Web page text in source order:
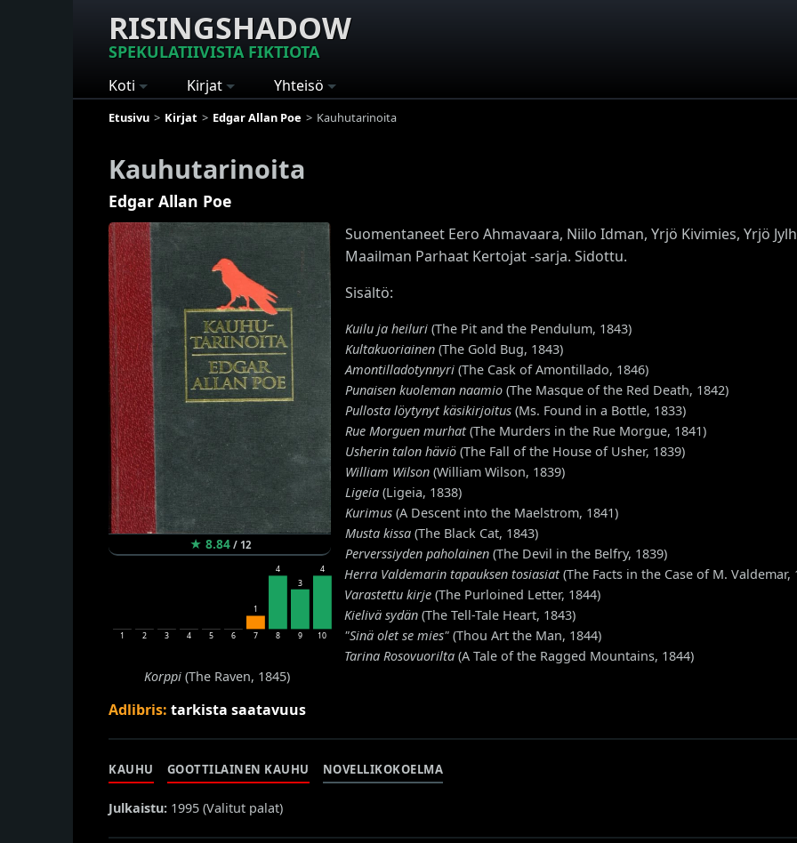
RISINGSHADOW
SPEKULATIIVISTA FIKTIOTA
Koti Kirjat Yhteisö
Etusivu Kirjat Edgar Allan Poe Kauhutarinoita
Kauhutarinoita
Edgar Allan Poe
★ 8.84/ 12
1 2 3 4 5 6
1
7
4
8
3
9
4
10
Suomentaneet Eero Ahmavaara, Niilo Idman, Yrjö Kivimies, Yrjö
Maailman Parhaat Kertojat -sarja. Sidottu.
Sisältö:
Kuilu ja heiluri (The Pit and the Pendulum, 1843)
Kultakuoriainen (The Gold Bug, 1843)
Amontilladotynnyri (The Cask of Amontillado, 1846)
Punaisen kuoleman naamio (The Masque of the Red Death, 1842)
Pullosta löytynyt käsikirjoitus (Ms. Found in a Bottle, 1833)
Rue Morguen murhat(The Murders in the Rue Morgue, 1841)
Usherin talon häviö (The Fall of the House of Usher, 1839)
William Wilson (William Wilson, 1839)
Ligeia (Ligeia, 1838)
Kurimus (A Descent into the Maelstrom, 1841)
Musta kissa (The Black Cat, 1843)
Perverssiyden paholainen (The Devil in the Belfry, 1839)
Herra Valdemarin tapauksen tosiasiat(The Facts in the Case of M. Valdemar,
Varastettu kirje (The Purloined Letter, 1844)
Kielivä sydän (The Tell-Tale Heart, 1843)
"Sinä olet se mies" (Thou Art the Man, 1844)
Tarina Rosovuorilta (A Tale of the Ragged Mountains, 1844)
Korppi (The Raven, 1845)
Adlibris: tarkista saatavuus
KAUHU GOOTTILAINEN KAUHU NOVELLIKOKOELMA
Julkaistu: 1995 (Valitut palat)